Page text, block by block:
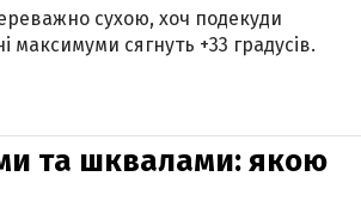
сухою, хоч подекуди
максимуми сягнуть +33 градусів.
та шквалами: якою